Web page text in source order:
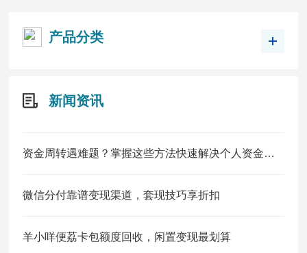
产品分类
新闻资讯
资金周转遇难题？掌握这些方法快速解决个人资金缺口
微信分付靠谱变现渠道，套现技巧享折扣
羊小咩便荔卡包额度回收，闲置变现最划算